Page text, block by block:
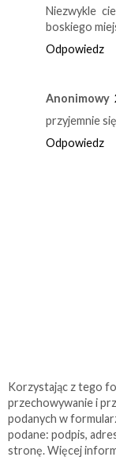
Niezwykle
boskiego
Odpowiedz
Anonimowy
przyjemnie
Odpowiedz
Korzystając z tego
przechowywanie i
podanych w
podane: podpis,
stronę. Więcej